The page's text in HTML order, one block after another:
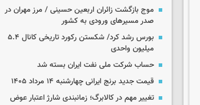
موج بازگشت زائران اربعین حسینی / مرز مهران در
صدر مسیرهای ورودی به کشور
بورس رشد کرد/ شکستن رکورد تاریخی کانال ۵.۴
میلیون واحدی
حساب‌ شرکت ملی نفت ایران بسته شد
قیمت جدید برنج ایرانی چهارشنبه ۱۴ مرداد ۱۴۰۵
تغییر مهم در کالابرگ؛ زمانبندی‌ شارژ اعتبار عوض